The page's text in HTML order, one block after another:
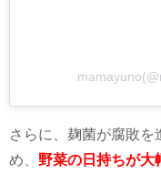
さらに、麹菌が腐敗を
め、 野菜の日持ちが大